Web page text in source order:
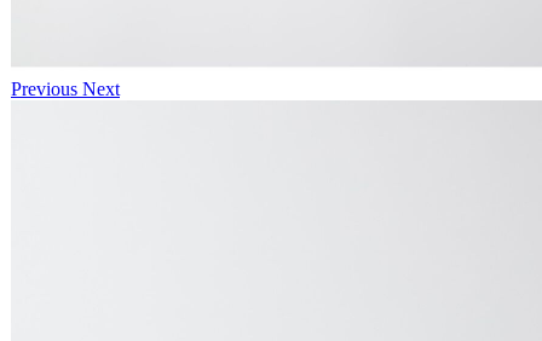
Previous Next